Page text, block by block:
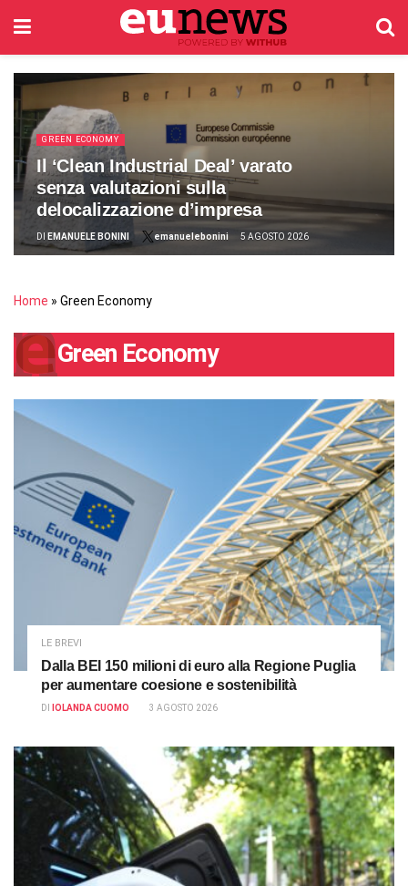
GREEN ECONOMY
Il ‘Clean Industrial Deal’ varato
senza valutazioni sulla
delocalizzazione d’impresa
DI EMANUELE BONINI emanuelebonini 5 AGOSTO 2026
Home » Green Economy
Green Economy
LE BREVI
Dalla BEI 150 milioni di euro alla Regione Puglia
per aumentare coesione e sostenibilità
DI IOLANDA CUOMO 3 AGOSTO 2026